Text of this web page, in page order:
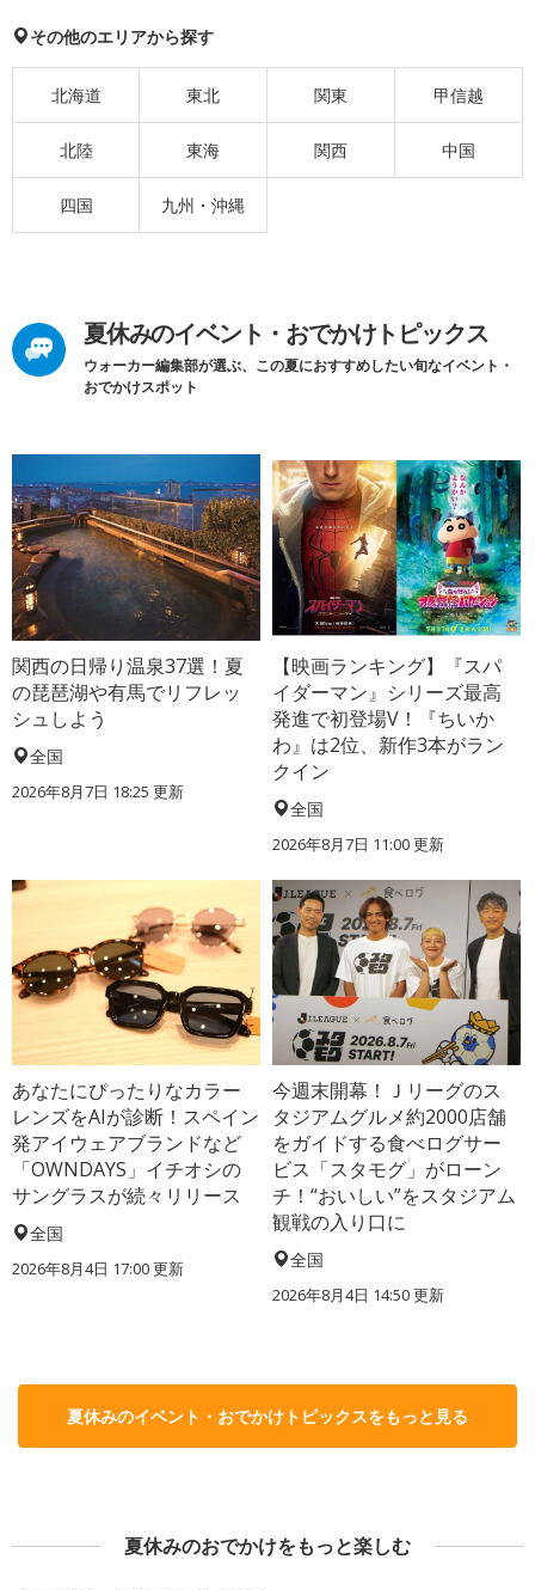
その他のエリアから探す
北海道 東北 関東 甲信越
北陸 東海 関西 中国
四国 九州・沖縄
夏休みのイベント・おでかけトピックス
ウォーカー編集部が選ぶ、この夏におすすめしたい旬なイベント・
おでかけスポット
関西の日帰り温泉37選！夏
の琵琶湖や有馬でリフレッ
シュしよう
全国
2026年8月7日 18:25 更新
【映画ランキング】『スパ
イダーマン』シリーズ最高
発進で初登場V！『ちいか
わ』は2位、新作3本がラン
クイン
全国
2026年8月7日 11:00更新
あなたにぴったりなカラー
レンズをAIが診断！スペイン
発アイウェアブランドなど
「OWNDAYS」イチオシの
サングラスが続々リリース
全国
2026年8月4日 17:00更新
今週末開幕！Ｊリーグのス
タジアムグルメ約2000店舗
をガイドする食べログサー
ビス「スタモグ」がローン
チ！“おいしい”をスタジアム
観戦の入り口に
全国
2026年8月4日 14:50更新
夏休みのイベント・おでかけトピックスをもっと見る
夏休みのおでかけをもっと楽しむ